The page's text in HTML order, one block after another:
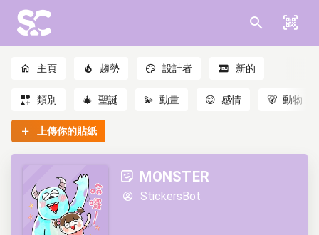
主頁 趨勢 設計者 新的
類別 🎄 聖誕 💫 動畫 😊 感情 🐻 動物
上傳你的貼紙
MONSTER
StickersBot